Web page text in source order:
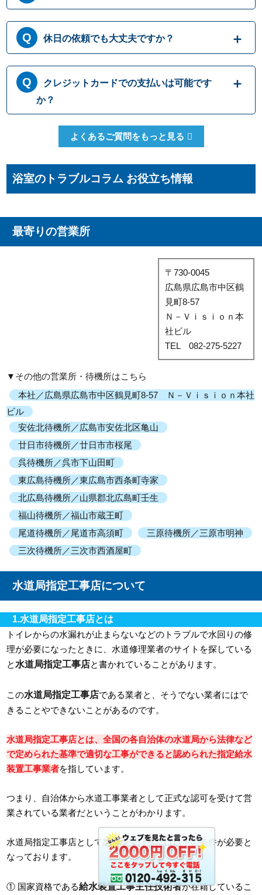
はい、まずは専門スタッフがお伺いし実際に
目で見て現場調査を行います。確認した内容
を元に、無料でお見積もりをご提示させてい
ただきます。もしお見積り内容がご希望に沿
わない場合も、キャンセル料等は一切発生い
たしません。お見積り内容にご納得・ご署名
いただかなければ作業を行うことはございま
せんので、安心してまずはご相談ください。
休日の依頼でも大丈夫ですか？
365日営業しております。休日、祝日、年末年
始いつでも対応可能です。それにかかる追加
料金は発生しません。ご安心ください。
クレジットカードでの支払いは可能です
か？
Master、JCBカードからお選びいただけま
コンビニ決済、QR決済など、お客さまのご都
よくあるご質問をもっと見る
浴室のトラブルコラム お役立ち情報
最寄りの営業所
〒730-0045
広島県広島市中区鶴
見町8-57
Ｎ－Ｖｉｓｉｏｎ本
社ビル
TEL 082-275-5227
▼その他の営業所・待機所はこちら
本社／広島県広島市中区鶴見町8-57 Ｎ－Ｖｉｓｉｏｎ本社
ビル
安佐北待機所／広島市安佐北区亀山
廿日市待機所／廿日市市桜尾
呉待機所／呉市下山田町
東広島待機所／東広島市西条町寺家
北広島待機所／山県郡北広島町壬生
福山待機所／福山市蔵王町
尾道待機所／尾道市高須町
三原待機所／三原市明神
三次待機所／三次市西酒屋町
水道局指定工事店について
1.水道局指定工事店とは
トイレからの水漏れが止まらないなどのトラブルで水回りの修
理が必要になったときに、水道修理業者のサイトを探している
と 水道局指定工事店と書かれていることがあります。
この水道局指定工事店である業者と、そうでない業者にはで
きることやできないことがあるのです。
水道局指定工事店とは、全国の各自治体の水道局から法律など
で定められた基準で適切な工事ができると認められた指定給水
装置工事業者を指しています。
つまり、自治体から水道工事業者として正式な認可を受けて営
業されている業者だということがわかります。
水道局指定工事店として認可を受けるには以下の条件が必要と
なっております。
① 国家資格である給水装置工事主任技術者が在籍しているこ